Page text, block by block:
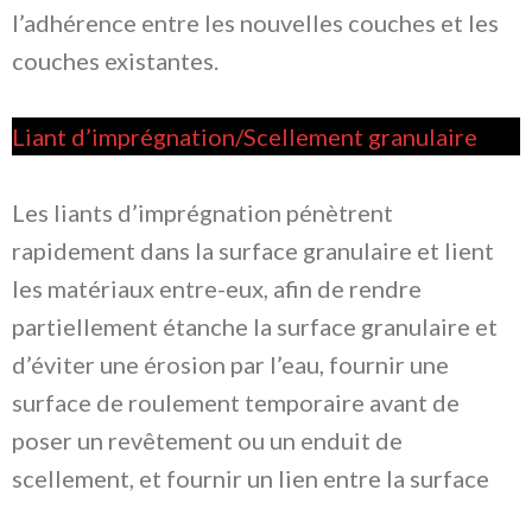
l’adhérence entre les nouvelles couches et les
couches existantes.
Liant d’imprégnation/Scellement granulaire
Les liants d’imprégnation pénètrent
rapidement dans la surface granulaire et lient
les matériaux entre-eux, afin de rendre
partiellement étanche la surface granulaire et
d’éviter une érosion par l’eau, fournir une
surface de roulement temporaire avant de
poser un revêtement ou un enduit de
scellement, et fournir un lien entre la surface